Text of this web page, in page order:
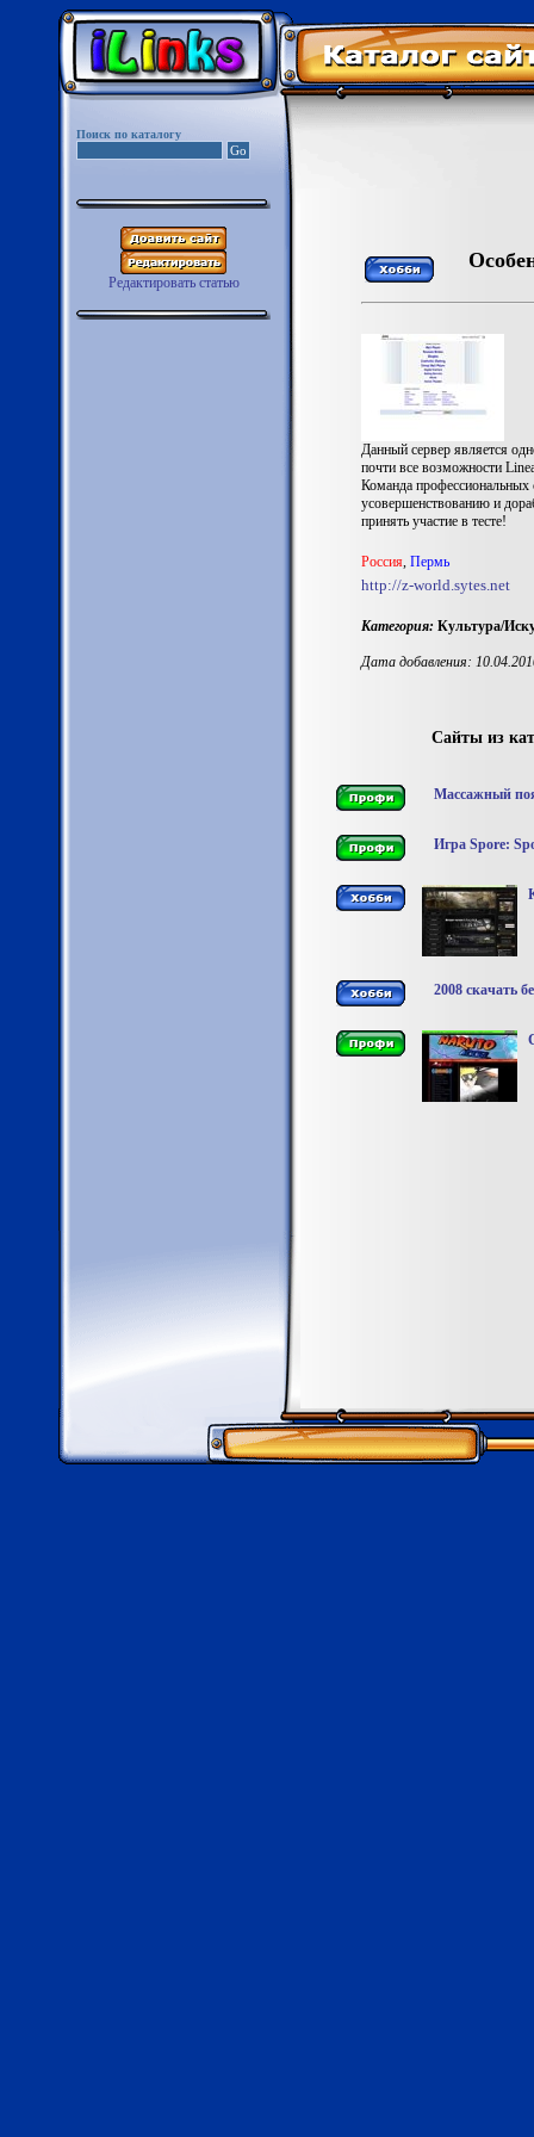
Поиск по каталогу
Редактировать статью
Данный сервер является
почти все возможности
Команда профессиональных
усовершенствованию и
принять участие в тесте!
Роccия, Пермь
http://z-world.sytes.net
Категория: Культура/
Дата добавления:
Сайты из
Массажный
Игра Spore:
2008 скачать